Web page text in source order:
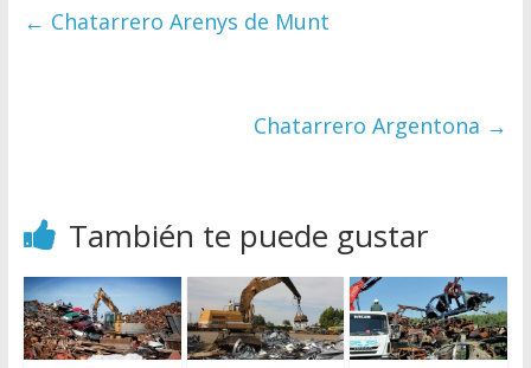
← Chatarrero Arenys de Munt
Chatarrero Argentona →
También te puede gustar